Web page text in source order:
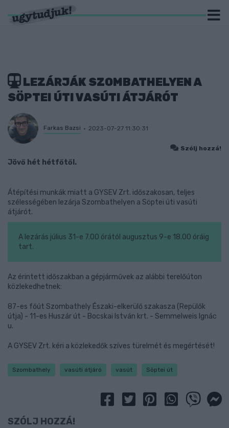
LEZÁRJÁK SZOMBATHELYEN A
SÖPTEI ÚTI VASÚTI ÁTJÁRÓT
Farkas Bazsi 2023-07-27 11:30:31
Szólj hozzá!
Jövő hét hétfőtől.
Átépítési munkák miatt a GYSEV Zrt. időszakosan, teljes
szélességében lezárja Szombathelyen a Söptei úti vasúti
átjárót.
A lezárás július 31-e 7.00 órától augusztus 9-e 18.00 óráig
tart.
Az érintett időszakban a gépjárművek az alábbi terelőúton
közlekedhetnek:
87-es főút Szombathely Északi-elkerülő szakasza (Repülők
útja) - 11-es Huszár út - Bocskai István krt. - Semmelweis Ignác
u.
A GYSEV Zrt. kéri a közlekedők szíves türelmét és megértését!
Szombathely vasúti átjáró vasút Söptei út
SZÓLJ HOZZÁ!